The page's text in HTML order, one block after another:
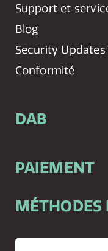
Support et
Blog
Security
Conformité
DAB
PAIEMENT